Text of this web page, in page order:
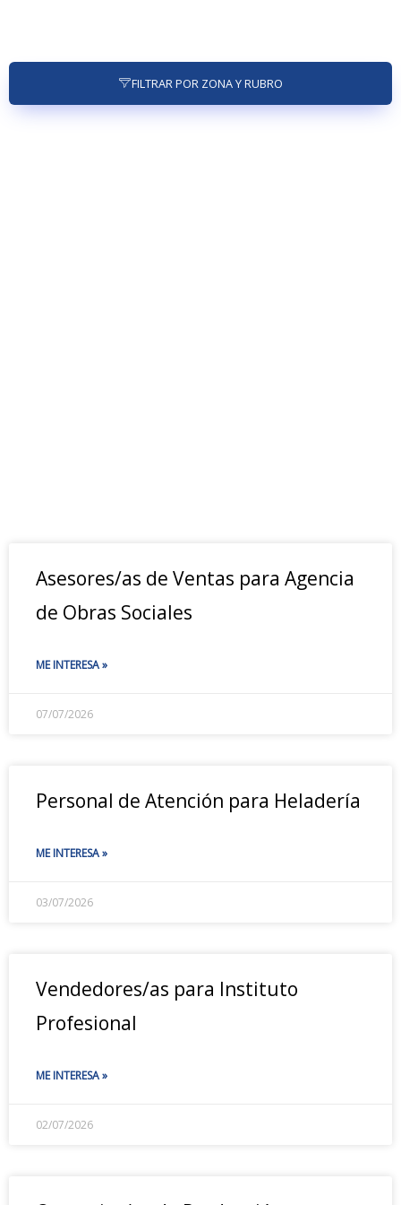
FILTRAR POR ZONA Y RUBRO
Asesores/as de Ventas para Agencia
de Obras Sociales
ME INTERESA »
07/07/2026
Personal de Atención para Heladería
ME INTERESA »
03/07/2026
Vendedores/as para Instituto
Profesional
ME INTERESA »
02/07/2026